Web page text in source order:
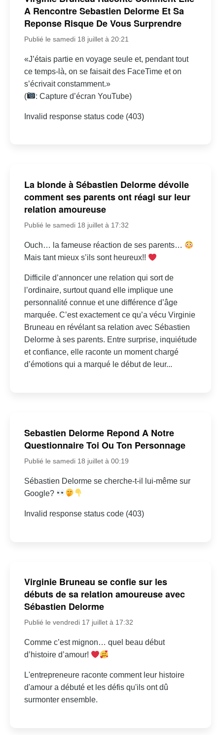
A Rencontre Sebastien Delorme Et Sa
Reponse Risque De Vous Surprendre
Publié le samedi 18 juillet à 20:21
«J’étais partie en voyage seule et, pendant tout
ce temps-là, on se faisait des FaceTime et on
s’écrivait constamment.»
(
: Capture d’écran YouTube)
Invalid response status code (403)
La blonde à Sébastien Delorme dévoile
comment ses parents ont réagi sur leur
relation amoureuse
Publié le samedi 18 juillet à 17:32
Ouch… la fameuse réaction de ses parents…
Mais tant mieux s’ils sont heureux!!
Difficile d’annoncer une relation qui sort de
l’ordinaire, surtout quand elle implique une
personnalité connue et une différence d’âge
marquée. C’est exactement ce qu’a vécu Virginie
Bruneau en révélant sa relation avec Sébastien
Delorme à ses parents. Entre surprise, inquiétude
et confiance, elle raconte un moment chargé
d’émotions qui a marqué le début de leur...
Sebastien Delorme Repond A Notre
Questionnaire Toi Ou Ton Personnage
Publié le samedi 18 juillet à 00:19
Sébastien Delorme se cherche-t-il lui-même sur
Google?
Invalid response status code (403)
Virginie Bruneau se confie sur les
débuts de sa relation amoureuse avec
Sébastien Delorme
Publié le vendredi 17 juillet à 17:32
Comme c’est mignon… quel beau début
d’histoire d’amour!
L'entrepreneure raconte comment leur histoire
d'amour a débuté et les défis qu'ils ont dû
surmonter ensemble.